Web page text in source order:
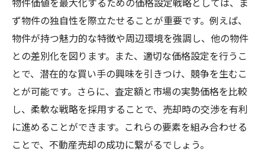
ず物件の独自性を際立たせることが重要です。例えば、
物件が持つ魅力的な特徴や周辺環境を強調し、他の物件
との差別化を図ります。また、適切な価格設定を行うこ
とで、潜在的な買い手の興味を引きつけ、競争を生むこ
とが可能です。さらに、査定額と市場の実勢価格を比較
し、柔軟な戦略を採用することで、売却時の交渉を有利
に進めることができます。これらの要素を組み合わせる
ことで、不動産売却の成功に繋がるでしょう。